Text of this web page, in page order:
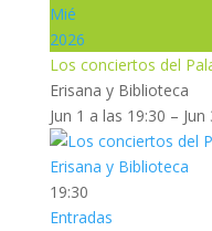
Mié
2026
Los conciertos del
Erisana y Biblioteca
Jun 1 a las 19:30 –
19:30
Entradas